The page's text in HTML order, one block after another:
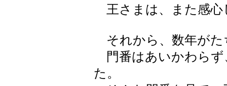
王さまは、また感心
それから、数年がた
門番はあいかわらず
た。